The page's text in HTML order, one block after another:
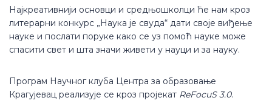
Најкреативнији основци и средњошколци ће нам кроз
литерарни конкурс „Наука је свуда“ дати своје виђење
науке и послати поруке како се уз помоћ науке може
спасити свет и шта значи живети у науци и за науку.
Програм Научног клуба Центра за образовање
Крагујевац реализује се кроз пројекат ReFocuS 3.0.